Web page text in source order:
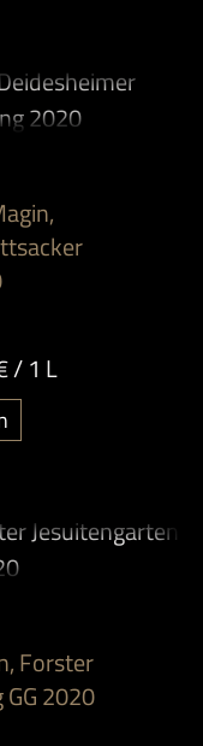
/ 1 L
Forster
2020